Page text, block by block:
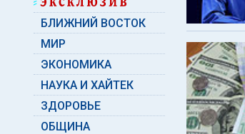
БЛИЖНИЙ ВОСТОК
МИР
ЭКОНОМИКА
НАУКА И ХАЙТЕК
ЗДОРОВЬЕ
ОБЩИНА